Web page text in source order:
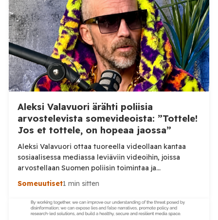
Aleksi Valavuori ärähti poliisia
arvostelevista somevideoista: ”Tottele!
Jos et tottele, on hopeaa jaossa”
Aleksi Valavuori ottaa tuoreella videollaan kantaa
sosiaalisessa mediassa leviäviin videoihin, joissa
arvostellaan Suomen poliisin toimintaa ja
voimankäyttöä. Valavuoren mukaan videot ovat usein
luottamus poliisiin rapautuu. Aleksi Valavuori nostaa
videollaan esiin ilmiön, jonka hän kertoo yleistyneen
Someuutiset1 min sitten